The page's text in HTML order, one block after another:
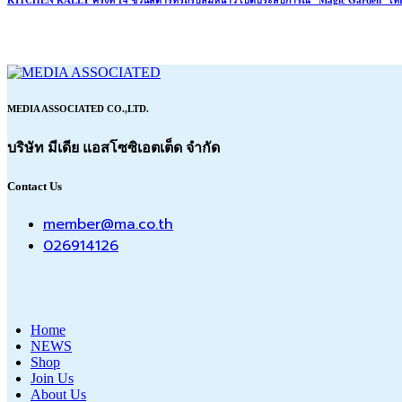
MEDIA ASSOCIATED CO.,LTD.
บริษัท มีเดีย แอสโซซิเอตเต็ด จำกัด
Contact Us
member@ma.co.th
026914126
Home
NEWS
Shop
Join Us
About Us